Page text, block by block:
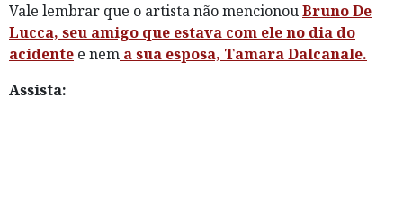
Vale lembrar que o artista não mencionouBruno De
Lucca, seu amigo que estava com ele no dia do
acidente e nem a sua esposa, Tamara Dalcanale.
Assista: